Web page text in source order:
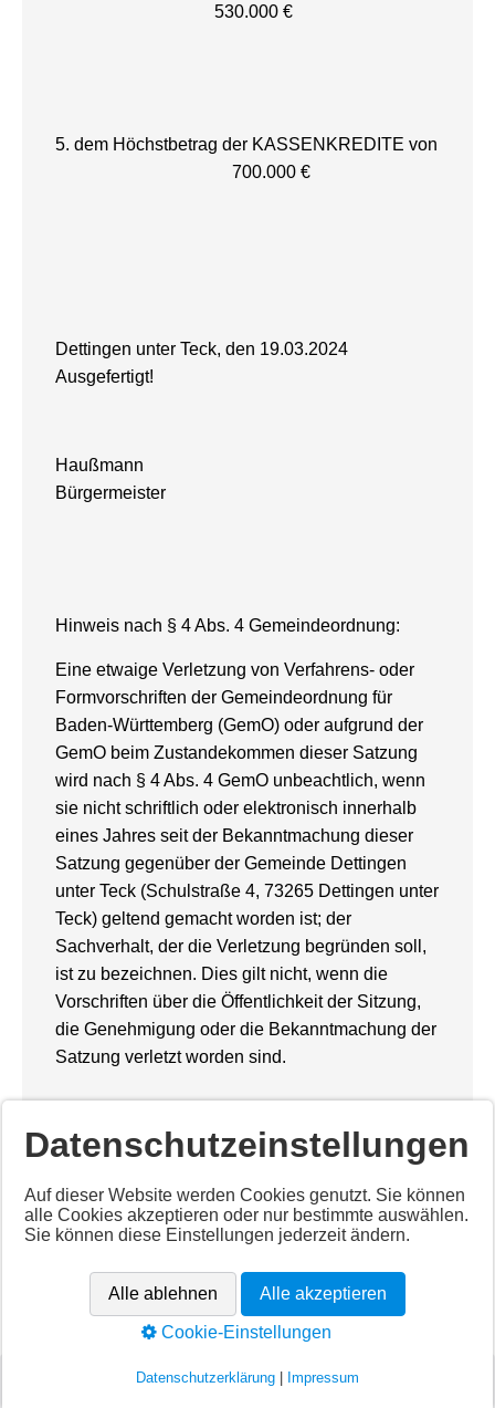
530.000 €
5. dem Höchstbetrag der KASSENKREDITE von
700.000 €
Dettingen unter Teck, den 19.03.2024
Ausgefertigt!
Haußmann
Bürgermeister
Hinweis nach § 4 Abs. 4 Gemeindeordnung:
Eine etwaige Verletzung von Verfahrens- oder
Formvorschriften der Gemeindeordnung für
Baden-Württemberg (GemO) oder aufgrund der
GemO beim Zustandekommen dieser Satzung
wird nach § 4 Abs. 4 GemO unbeachtlich, wenn
sie nicht schriftlich oder elektronisch innerhalb
eines Jahres seit der Bekanntmachung dieser
Satzung gegenüber der Gemeinde Dettingen
unter Teck (Schulstraße 4, 73265 Dettingen unter
Teck) geltend gemacht worden ist; der
Sachverhalt, der die Verletzung begründen soll,
ist zu bezeichnen. Dies gilt nicht, wenn die
Vorschriften über die Öffentlichkeit der Sitzung,
die Genehmigung oder die Bekanntmachung der
Satzung verletzt worden sind.
Copyright © 1999 - 2026 Gemeinde Dettingen unter Teck
Datenschutz-Barrierefreiheit-Impressum
Datenschutzeinstellungen
Auf dieser Website werden Cookies genutzt. Sie können
alle Cookies akzeptieren oder nur bestimmte auswählen.
Sie können diese Einstellungen jederzeit ändern.
Alle ablehnen Alle akzeptieren
Cookie-Einstellungen
Datenschutzerklärung| Impressum